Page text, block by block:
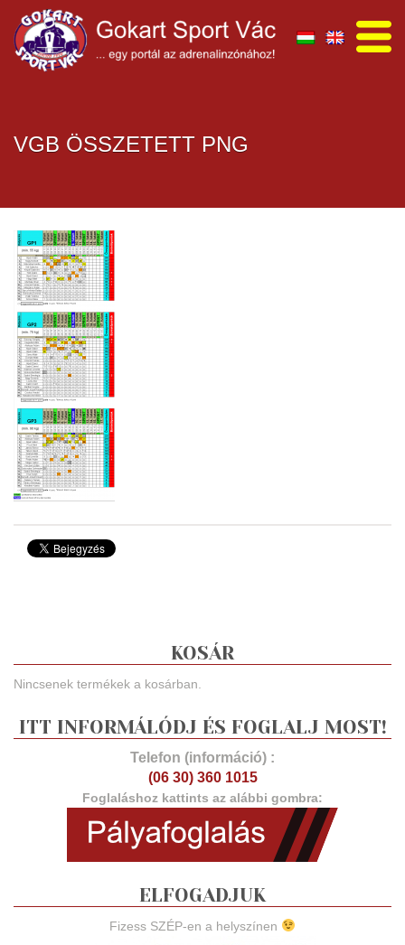
VGB ÖSSZETETT PNG
KOSÁR
Nincsenek termékek a kosárban.
ITT INFORMÁLÓDJ ÉS FOGLALJ MOST!
Telefon (információ) :
(06 30) 360 1015
Foglaláshoz kattints az alábbi gombra:
ELFOGADJUK
Fizess SZÉP-en a helyszínen